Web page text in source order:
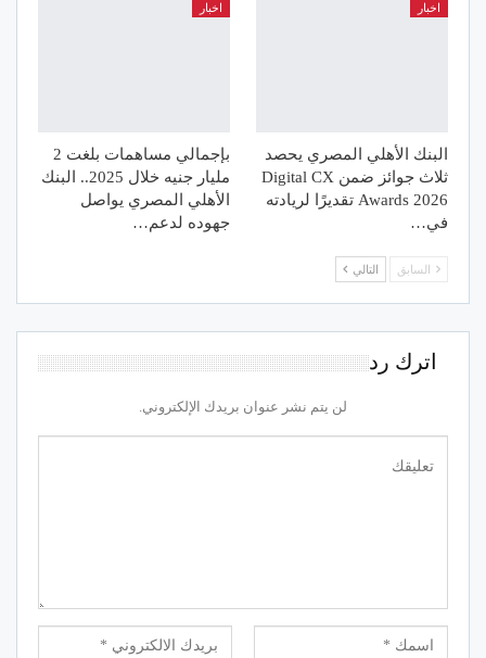
اخبار
البنك الأهلي المصري يحصد
ثلاث جوائز ضمن Digital CX
Awards 2026 تقديرًا لريادته
في…
اخبار
بإجمالي مساهمات بلغت 2
مليار جنيه خلال 2025.. البنك
الأهلي المصري يواصل
جهوده لدعم…
السابق التالي
اترك رد
لن يتم نشر عنوان بريدك الإلكتروني.